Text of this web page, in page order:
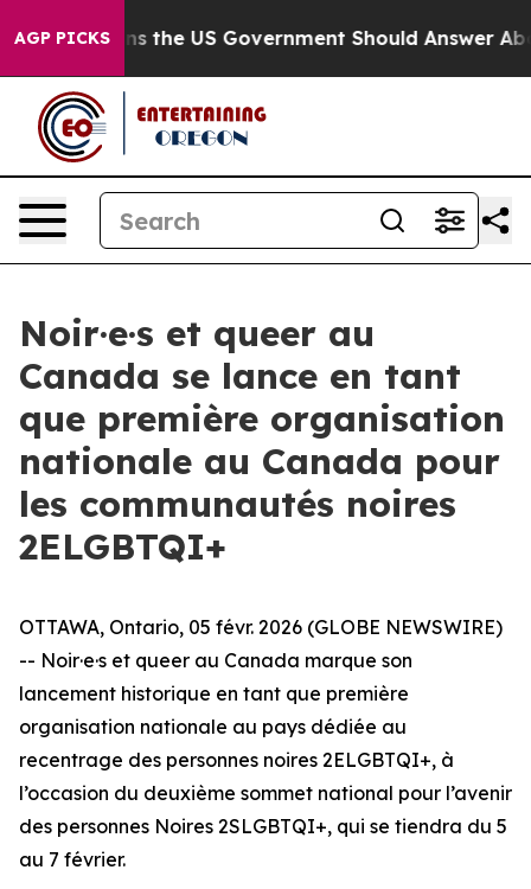
AGP PICKS
Questions the US Government Should Answer
Noir·e·s et queer au
Canada se lance en tant
que première organisation
nationale au Canada pour
les communautés noires
2ELGBTQI+
OTTAWA, Ontario, 05 févr. 2026 (GLOBE NEWSWIRE)
-- Noir·e·s et queer au Canada marque son
lancement historique en tant que première
organisation nationale au pays dédiée au
recentrage des personnes noires 2ELGBTQI+, à
l’occasion du deuxième sommet national pour l’avenir
des personnes Noires 2SLGBTQI+, qui se tiendra du 5
au 7 février.